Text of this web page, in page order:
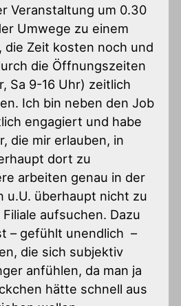
Veranstaltung um 0.30
Umwege zu einem
die Zeit kosten noch und
die Öffnungszeiten
Sa 9-16 Uhr) zeitlich
Ich bin neben den Job
engagiert und habe
die mir erlauben, in
dort zu
arbeiten genau in der
u.U. überhaupt nicht zu
aufsuchen. Dazu
– gefühlt unendlich –
die sich subjektiv
anfühlen, da man ja
hätte schnell aus